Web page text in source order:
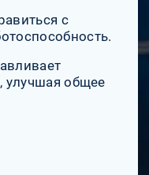
с
улучшая общее